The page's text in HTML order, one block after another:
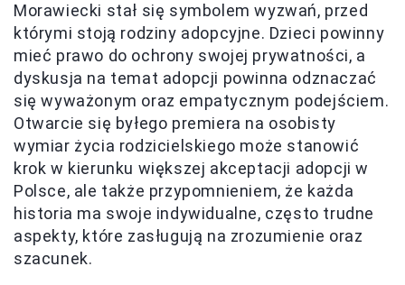
Morawiecki stał się symbolem wyzwań, przed
którymi stoją rodziny adopcyjne. Dzieci powinny
mieć prawo do ochrony swojej prywatności, a
dyskusja na temat adopcji powinna odznaczać
się wyważonym oraz empatycznym podejściem.
Otwarcie się byłego premiera na osobisty
wymiar życia rodzicielskiego może stanowić
krok w kierunku większej akceptacji adopcji w
Polsce, ale także przypomnieniem, że każda
historia ma swoje indywidualne, często trudne
aspekty, które zasługują na zrozumienie oraz
szacunek.